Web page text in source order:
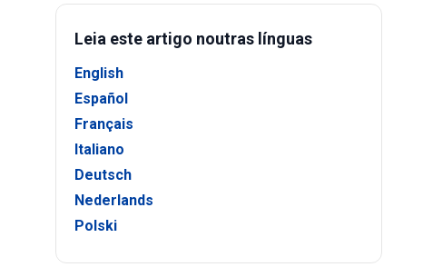
Leia este artigo noutras línguas
English
Español
Français
Italiano
Deutsch
Nederlands
Polski